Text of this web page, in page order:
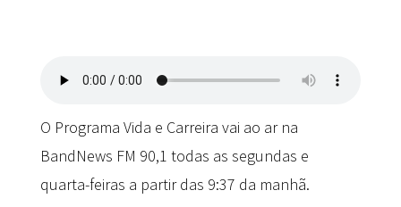
O Programa Vida e Carreira vai ao ar na
BandNews FM 90,1 todas as segundas e
quarta-feiras a partir das 9:37 da manhã.